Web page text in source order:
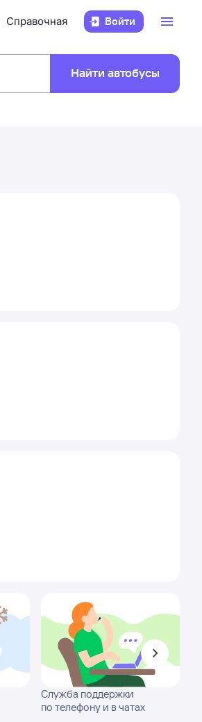
Справочная Войти
Найти автобусы
Служба поддержки
по телефону и в чатах